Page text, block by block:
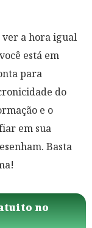
ver a hora igual
está em
para
do
e o
em sua
Basta
no